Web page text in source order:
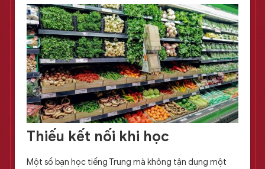
Thiếu kết nối khi học
Một số bạn học tiếng Trung mà không tận dụng một